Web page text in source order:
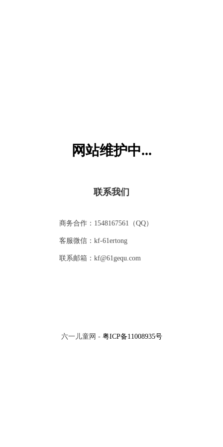
网站维护中...
联系我们
商务合作：1548167561（QQ）
客服微信：kf-61ertong
联系邮箱：kf@61gequ.com
六一儿童网 - 粤ICP备11008935号